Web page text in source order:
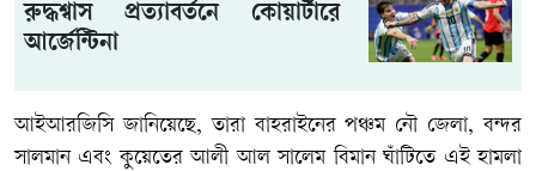
রুদ্ধশ্বাস প্রত্যাবর্তনে কোয়ার্টারে
আর্জেন্টিনা
আইআরজিসি জানিয়েছে, তারা বাহরাইনের পঞ্চম নৌ জেলা, বন্দর
সালমান এবং কুয়েতের আলী আল সালেম বিমান ঘাঁটিতে এই হামলা